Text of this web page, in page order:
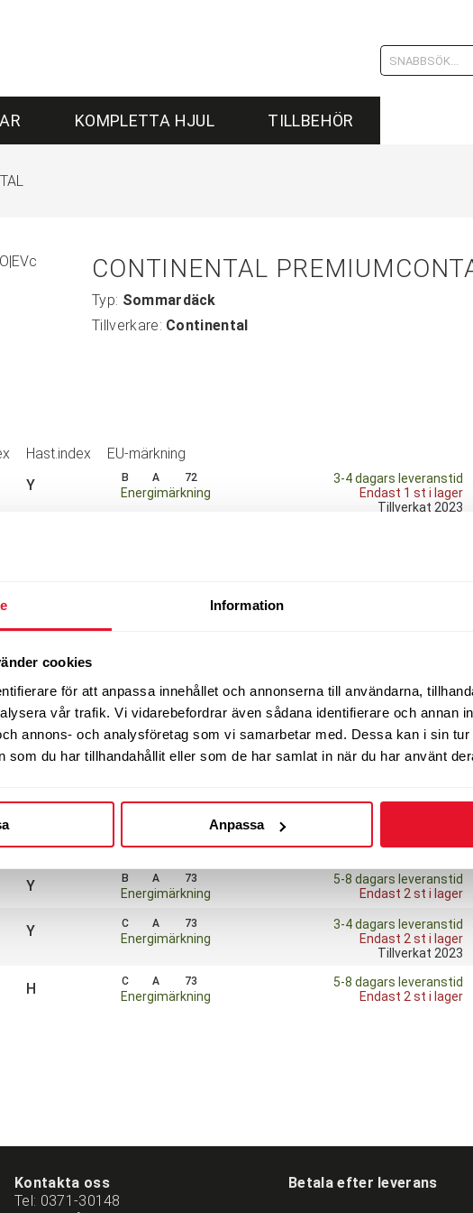
Information
cookies
för att anpassa innehållet och annonserna till användarna,
vår trafik. Vi vidarebefordrar även sådana identifierare och annan
annons- och analysföretag som vi samarbetar med. Dessa kan i sin
som du har tillhandahållit eller som de har samlat in när du har använt
Anpassa
KOMPLETTA HJUL TILLBEHÖR
CONTINENTAL
Typ: Sommardäck
Tillverkare: Continental
Hast.index
EU-märkning
Y B A 72
Energimärkning
3-4 dagars leveranstid
Endast 1 st i lager
Tillverkat 2023
Y
H Energimärkning
3-4 dagars leveranstid
Tillverkat 2024
H B A 73
Energimärkning
5-8 dagars leveranstid
Tillverkat 2024
Tillverkat 2025
Energimärkning
Tillverkat 2025
Y B A 73
Energimärkning
5-8 dagars leveranstid
Endast 2 st i lager
Y C A 73
Energimärkning
3-4 dagars leveranstid
Endast 2 st i lager
Tillverkat 2023
H C A 73
Energimärkning
5-8 dagars leveranstid
Endast 2 st i lager
Kontakta oss
Tel: 0371-30148
Betala efter leverans